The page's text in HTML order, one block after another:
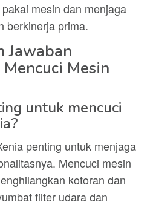
mesin dan menjaga
berkinerja prima.
Jawaban
Mesin
untuk mencuci
penting untuk menjaga
Mencuci mesin
kotoran dan
filter udara dan